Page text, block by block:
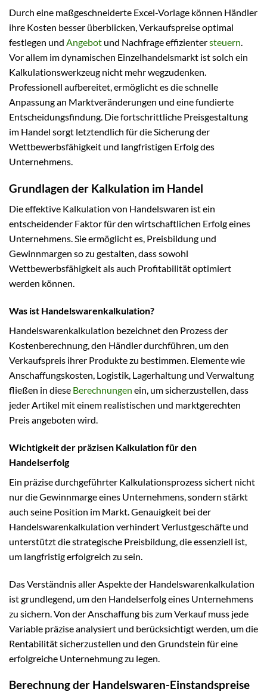
Durch eine maßgeschneiderte Excel-Vorlage können Händler
ihre Kosten besser überblicken, Verkaufspreise optimal
festlegen und Angebot und Nachfrage effizientersteuern.
Vor allem im dynamischen Einzelhandelsmarkt ist solch ein
Kalkulationswerkzeug nicht mehr wegzudenken.
Professionell aufbereitet, ermöglicht es die schnelle
Anpassung an Marktveränderungen und eine fundierte
Entscheidungsfindung. Die fortschrittliche Preisgestaltung
im Handel sorgt letztendlich für die Sicherung der
Wettbewerbsfähigkeit und langfristigen Erfolg des
Unternehmens.
Grundlagen der Kalkulation im Handel
Die effektive Kalkulation von Handelswaren ist ein
entscheidender Faktor für den wirtschaftlichen Erfolg eines
Unternehmens. Sie ermöglicht es, Preisbildung und
Gewinnmargen so zu gestalten, dass sowohl
Wettbewerbsfähigkeit als auch Profitabilität optimiert
werden können.
Was ist Handelswarenkalkulation?
Handelswarenkalkulation bezeichnet den Prozess der
Kostenberechnung, den Händler durchführen, um den
Verkaufspreis ihrer Produkte zu bestimmen. Elemente wie
Anschaffungskosten, Logistik, Lagerhaltung und Verwaltung
fließen in diese Berechnungen ein, um sicherzustellen, dass
jeder Artikel mit einem realistischen und marktgerechten
Preis angeboten wird.
Wichtigkeit der präzisen Kalkulation für den
Handelserfolg
Ein präzise durchgeführter Kalkulationsprozess sichert nicht
nur die Gewinnmarge eines Unternehmens, sondern stärkt
auch seine Position im Markt. Genauigkeit bei der
Handelswarenkalkulation verhindert Verlustgeschäfte und
unterstützt die strategische Preisbildung, die essenziell ist,
um langfristig erfolgreich zu sein.
Das Verständnis aller Aspekte der Handelswarenkalkulation
ist grundlegend, um den Handelserfolg eines Unternehmens
zu sichern. Von der Anschaffung bis zum Verkauf muss jede
Variable präzise analysiert und berücksichtigt werden, um die
Rentabilität sicherzustellen und den Grundstein für eine
erfolgreiche Unternehmung zu legen.
Berechnung der Handelswaren-Einstandspreise